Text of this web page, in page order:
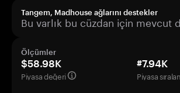
Tangem, Madhouse ağlarını destekler
Bu varlık bu cüzdan için mevcut
Ölçümler
$58.98K
Piyasa değeri
#7.94K
Piyasa